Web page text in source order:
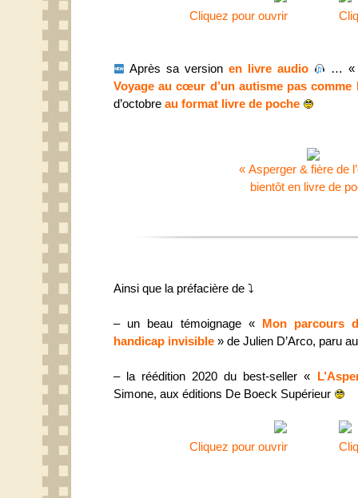
Cliquez pour ouvrir
Après sa version en livre audio
…
Voyage au cœur d’un autisme pas comme
d’octobre au format livre de poche
« Asperger & fière de
bientôt en livre de
Ainsi que la préfacière de ⤵
– un beau témoignage « Mon parcours
handicap invisible » de Julien D’Arco, paru
– la réédition 2020 du best-seller «
Simone, aux éditions De Boeck Supérieur
Cliquez pour ouvrir